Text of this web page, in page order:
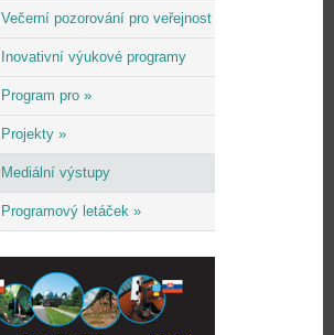
Večerní pozorování pro veřejnost
Inovativní výukové programy
Program pro »
Projekty »
Mediální výstupy
Programový letáček »